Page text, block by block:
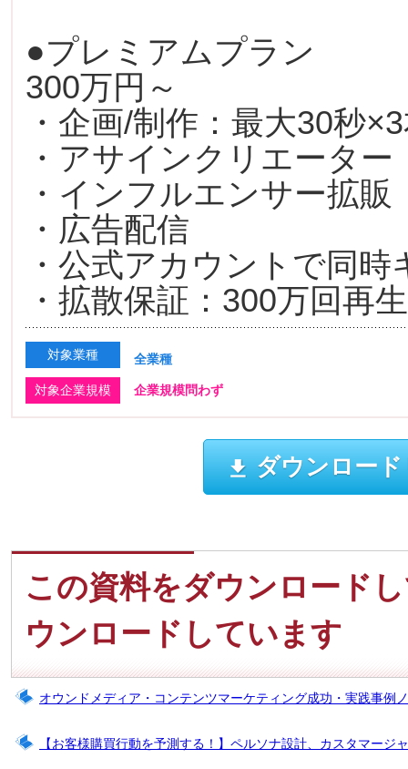
●プレミアムプラン
300万円～
・企画/制作：最大30秒
・アサインクリエーター
・インフルエンサー拡販
・広告配信
・公式アカウントで同
・拡散保証：300万回再生
対象業種 全業種
対象企業規模 企業規模問わず
ダウンロー
この資料をダウンロード
ウンロードしています
オウンドメディア・コンテンツマーケティング成功・実践事例
【お客様購買行動を予測する！】ペルソナ設計、カスタマージ